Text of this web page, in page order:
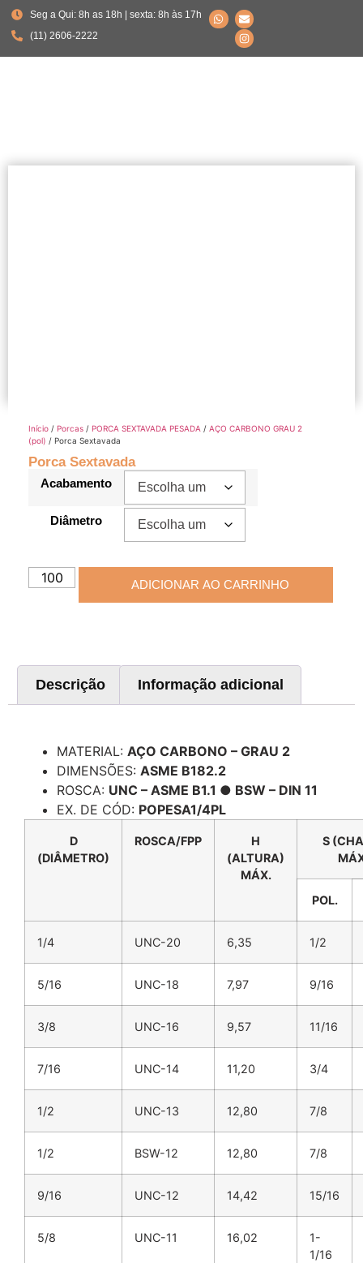
Seg a Qui: 8h as 18h | sexta: 8h às 17h
(11) 2606-2222
Início / Porcas / PORCA SEXTAVADA PESADA / AÇO CARBONO GRAU 2
(pol) / Porca Sextavada
Porca Sextavada
Acabamento
Diâmetro
ADICIONAR AO CARRINHO
Descrição Informação adicional
MATERIAL: AÇO CARBONO – GRAU 2
DIMENSÕES: ASME B182.2
ROSCA: UNC – ASME B1.1 ● BSW – DIN 11
EX. DE CÓD: POPESA1/4PL
D
(DIÂMETRO)
ROSCA/FPP
H
(ALTURA)
MÁX.
S
POL.
1/4 UNC-20 6,35 1/2
5/16 UNC-18 7,97 9/16
3/8 UNC-16 9,57 11/16
7/16 UNC-14 11,20 3/4
1/2 UNC-13 12,80 7/8
1/2 BSW-12 12,80 7/8
9/16 UNC-12 14,42 15/16
5/8 UNC-11 16,02
1-
1/16